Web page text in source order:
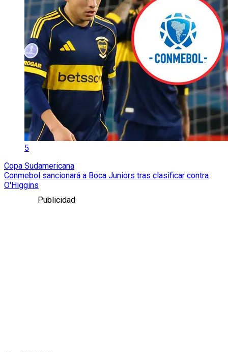
5
Copa Sudamericana
Conmebol sancionará a Boca Juniors tras clasificar contra
O'Higgins
Publicidad